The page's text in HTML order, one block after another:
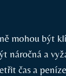
mohou být
náročná a
čas a